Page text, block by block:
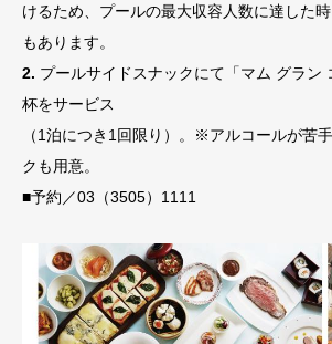
けるため、プールの最大収容人数に達した
もあります。
2. プールサイドスナックにて「マム グラン
杯をサービス
（1泊につき1回限り）。※アルコールが苦
クも用意。
■予約／03（3505）1111